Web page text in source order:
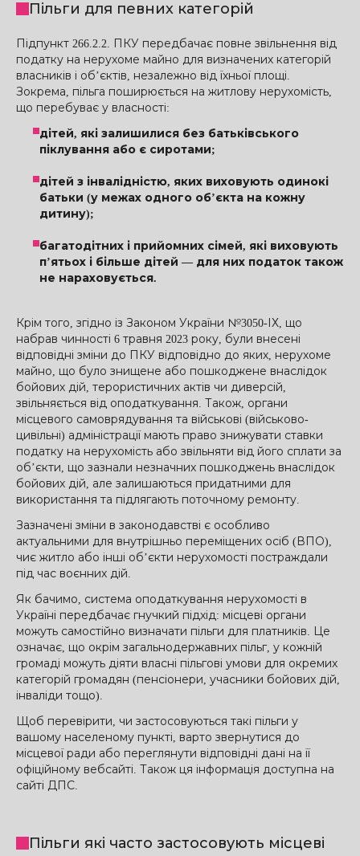
Пільги для певних категорій
Підпункт 266.2.2. ПКУ передбачає повне звільнення від
податку на нерухоме майно для визначених категорій
власників і об’єктів, незалежно від їхньої площі.
Зокрема, пільга поширюється на житлову нерухомість,
що перебуває у власності:
дітей, які залишилися без батьківського
піклування або є сиротами;
дітей з інвалідністю, яких виховують одинокі
батьки (у межах одного об’єкта на кожну
дитину);
багатодітних і прийомних сімей, які виховують
п’ятьох і більше дітей — для них податок також
не нараховується.
Крім того, згідно із Законом України №3050-ІХ, що
набрав чинності 6 травня 2023 року, були внесені
відповідні зміни до ПКУ відповідно до яких, нерухоме
майно, що було знищене або пошкоджене внаслідок
бойових дій, терористичних актів чи диверсій,
звільняється від оподаткування. Також, органи
місцевого самоврядування та військові (військово-
цивільні) адміністрації мають право знижувати ставки
податку на нерухомість або звільняти від його сплати за
об’єкти, що зазнали незначних пошкоджень внаслідок
бойових дій, але залишаються придатними для
використання та підлягають поточному ремонту.
Зазначені зміни в законодавстві є особливо
актуальними для внутрішньо переміщених осіб (ВПО),
чиє житло або інші об’єкти нерухомості постраждали
під час воєнних дій.
Як бачимо, система оподаткування нерухомості в
Україні передбачає гнучкий підхід: місцеві органи
можуть самостійно визначати пільги для платників. Це
означає, що окрім загальнодержавних пільг, у кожній
громаді можуть діяти власні пільгові умови для окремих
категорій громадян (пенсіонери, учасники бойових дій,
інваліди тощо).
Щоб перевірити, чи застосовуються такі пільги у
вашому населеному пункті, варто звернутися до
місцевої ради або переглянути відповідні дані на її
офіційному вебсайті. Також ця інформація доступна на
сайті ДПС.
Пільги які часто застосовують місцеві